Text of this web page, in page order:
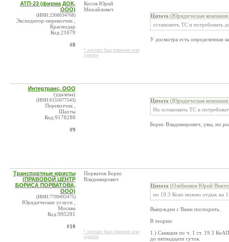
АТП-23 (фирма ДОК,
ООО)
(ИНН:2308034768)
Экспедитор-перевозчик ,
Краснодар
Код:21679
#8
Косов Юрий
Михайлович
* контакт был изменен или
удален
Цитата (Юридическая
остановить ТС и потребовать
У досмотра есть определенная
Интертранс, ООО
(удалена)
(ИНН:6155077543)
Перевозчик ,
Шахты
Код:9178288
#9
Цитата (Юридическая
Но остановить ТС и
Борис Владимирович, увы, но
Транспортные юристы
(ПРАВОВОЙ ЦЕНТР
БОРИСА ПОРВАТОВА,
ООО)
(ИНН:7709492475)
Юридические услуги ,
Москва
Код:995281
#10
Порватов Борис
Владимирович
* контакт был изменен или
удален
Цитата (Олейников Юрий
по 19.3 Коап можно отдых на 15
Вынужден с Вами поспорить.
В теории:
1.) Санкция по ч. 1 ст. 19.3
до пятнадцати суток.